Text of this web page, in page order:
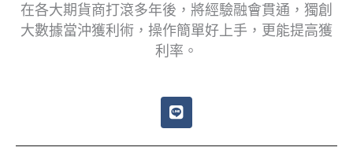
在各大期貨商打滾多年後，將經驗融會貫通，獨創
大數據當沖獲利術，操作簡單好上手，更能提高獲
利率。
L
i
e